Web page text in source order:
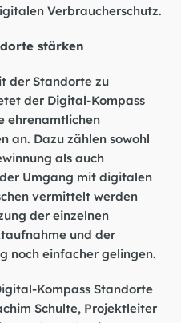
Verbraucherschutz.
stärken
der Standorte zu
der Digital-Kompass
ehrenamtlichen
an. Dazu zählen sowohl
als auch
Umgang mit digitalen
vermittelt werden
der einzelnen
und der
noch einfacher gelingen.
Kompass Standorte
Schulte, Projektleiter